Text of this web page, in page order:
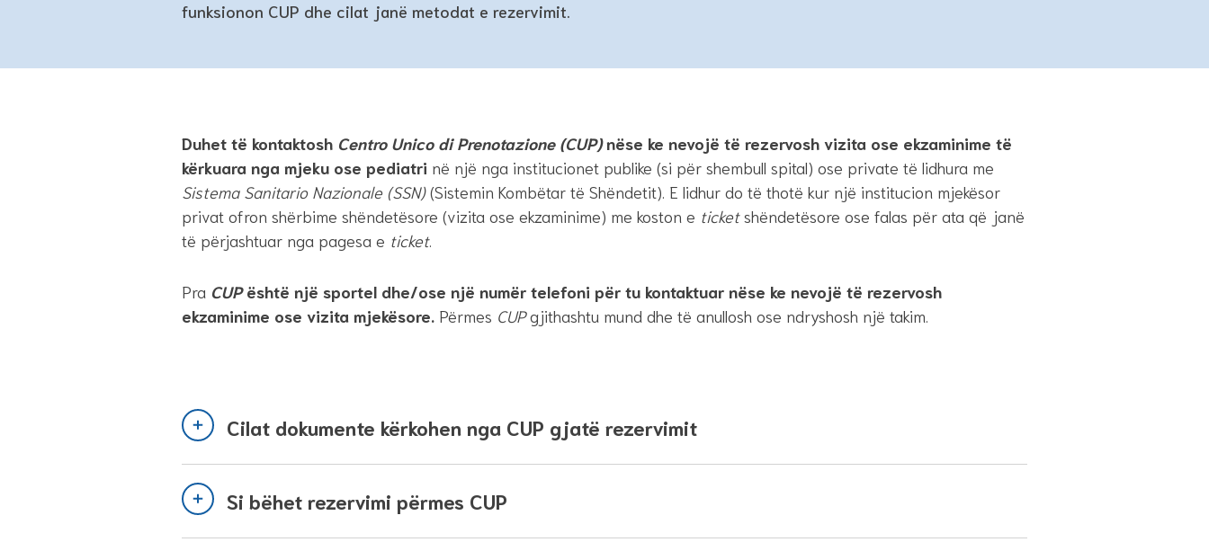
funksionon CUP dhe cilat janë metodat e rezervimit.
Duhet të kontaktosh Centro Unico di Prenotazione (CUP)nëse ke nevojë të rezervosh vizita ose ekzaminime të
kërkuara nga mjeku ose pediatri në një nga institucionet publike (si për shembull spital) ose private të lidhura me
Sistema Sanitario Nazionale (SSN)(Sistemin Kombëtar të Shëndetit). E lidhur do të thotë kur një institucion mjekësor
privat ofron shërbime shëndetësore (vizita ose ekzaminime) me koston e ticketshëndetësore ose falas për ata që janë
të përjashtuar nga pagesa e ticket.
Pra CUP​është një sportel dhe/ose një numër telefoni për tu kontaktuar nëse ke nevojë të rezervosh
ekzaminime ose vizita mjekësore. Përmes CUPgjithashtu mund dhe të anullosh ose ndryshosh një takim.
Cilat dokumente kërkohen nga CUP gjatë rezervimit
Si bëhet rezervimi përmes CUP